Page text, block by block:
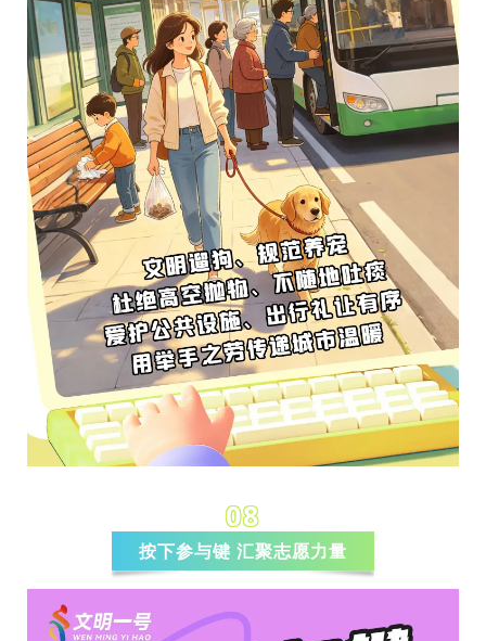
08
按下参与键 汇聚志愿力量